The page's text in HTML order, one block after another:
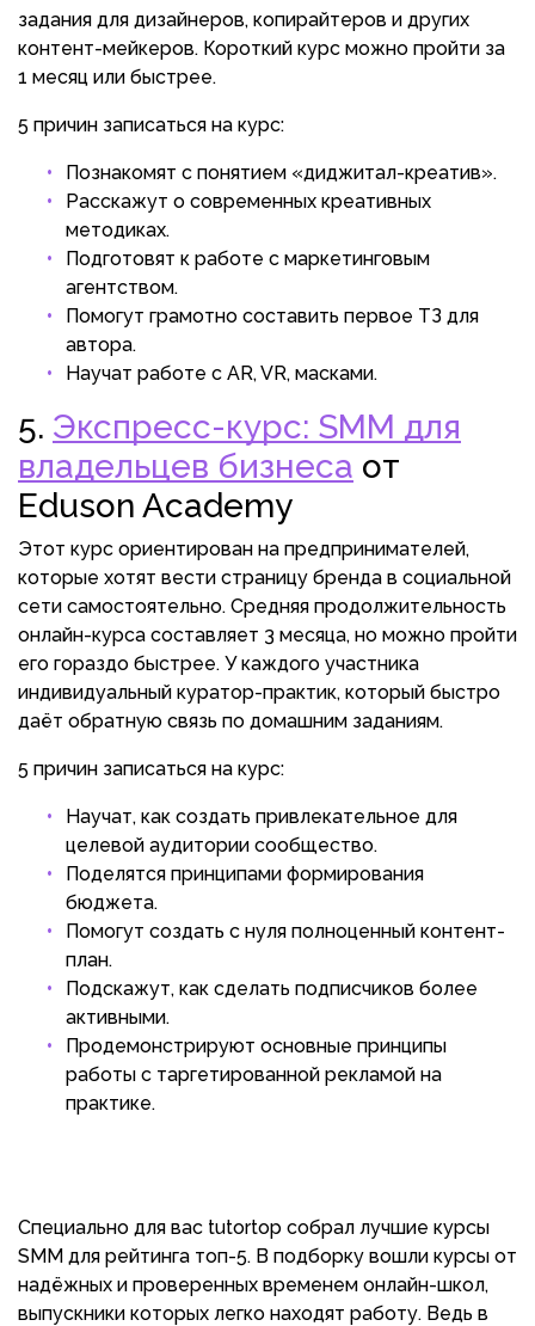
задания для дизайнеров, копирайтеров и других
контент-мейкеров. Короткий курс можно пройти за
1 месяц или быстрее.
5 причин записаться на курс:
Познакомят с понятием «диджитал-креатив».
Расскажут о современных креативных
методиках.
Подготовят к работе с маркетинговым
агентством.
Помогут грамотно составить первое ТЗ для
автора.
Научат работе с AR, VR, масками.
5. Экспресс-курс: SMM для
владельцев бизнеса от
Eduson Academy
Этот курс ориентирован на предпринимателей,
которые хотят вести страницу бренда в социальной
сети самостоятельно. Средняя продолжительность
онлайн-курса составляет 3 месяца, но можно пройти
его гораздо быстрее. У каждого участника
индивидуальный куратор-практик, который быстро
даёт обратную связь по домашним заданиям.
5 причин записаться на курс:
Научат, как создать привлекательное для
целевой аудитории сообщество.
Поделятся принципами формирования
бюджета.
Помогут создать с нуля полноценный контент-
план.
Подскажут, как сделать подписчиков более
активными.
Продемонстрируют основные принципы
работы с таргетированной рекламой на
практике.
Специально для вас tutortop собрал лучшие курсы
SMM для рейтинга топ-5. В подборку вошли курсы от
надёжных и проверенных временем онлайн-школ,
выпускники которых легко находят работу. Ведь в